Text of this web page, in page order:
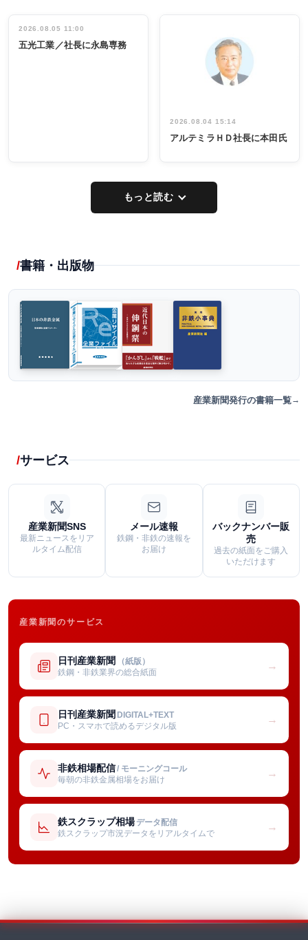
インタビュ
ー／社内ア
祝う 業界関
係者ら220人
出席
2026.08.05 11:00
五光工業／社長に永島専務
2026.08.04 15:14
アルテミラＨＤ社長に本田氏
もっと読む
書籍・出版物
産業新聞発行の書籍一覧
サービス
産業新聞SNS
最新ニュースをリア
ルタイム配信
メール速報
鉄鋼・非鉄の速報を
お届け
バックナンバー販
売
過去の紙面をご購入
いただけます
産業新聞のサービス
日刊産業新聞 （紙版）
鉄鋼・非鉄業界の総合紙面
→
日刊産業新聞 DIGITAL+TEXT
PC・スマホで読めるデジタル版
→
非鉄相場配信/ モーニングコール
毎朝の非鉄金属相場をお届け
→
鉄スクラップ相場 データ配信
鉄スクラップ市況データをリアルタイムで
→